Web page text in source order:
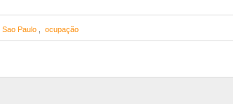
Sao Paulo ocupação